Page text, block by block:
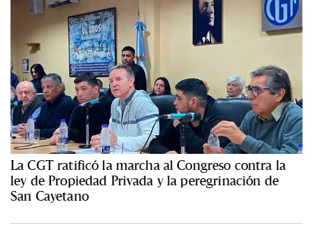
La CGT ratificó la marcha al Congreso contra la
ley de Propiedad Privada y la peregrinación de
San Cayetano